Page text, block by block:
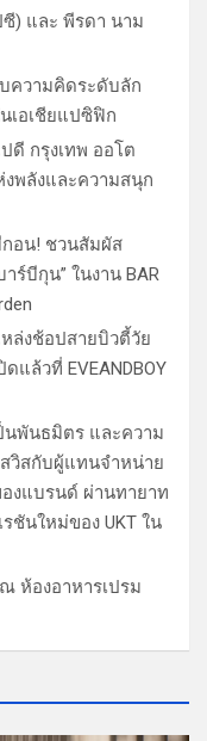
) และ พีรดา นาม
ความคิดระดับลัก
เอเชียแปซิฟิก
ดี กรุงเทพ ออโต
งพลังและความสนุก
กอน! ชวนสัมผัส
ร์บีกุน” ในงาน BAR
ล่งช้อปสายบิวตี้วัย
แล้วที่ EVEANDBOY
นพันธมิตร และความ
วิสกับผู้แทนจำหน่าย
งแบรนด์ ผ่านทายาท
รชันใหม่ของ UKT ใน
ห้องอาหารเปรม